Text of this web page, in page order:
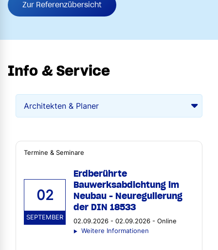
Zur Referenzübersicht
Info & Service
Termine & Seminare
02
SEPTEMBER
Erdberührte
Bauwerksabdichtung im
Neubau - Neuregulierung
der DIN 18533
02.09.2026 - 02.09.2026 - Online
Weitere Informationen